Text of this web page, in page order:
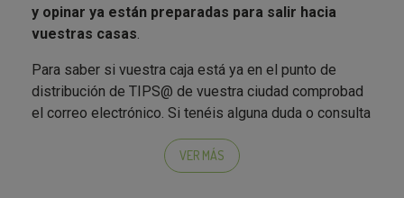
y opinar ya están preparadas para salir hacia
vuestras casas
Para saber si vuestra caja está ya en el punto de
distribución de TIPS@ de vuestra ciudad comprobad
el correo electrónico. Si tenéis alguna duda o consulta
socialmedia@testamus.com.
VER MÁS